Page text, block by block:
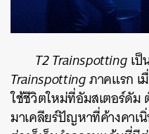
T2 Trainspottingเ
Trainspottingภาคแรก เ
ใช้ชีวิตใหม่ที่อัมสเตอร์ดัม
มาเคลียร์ปัญหาที่ค้างคา